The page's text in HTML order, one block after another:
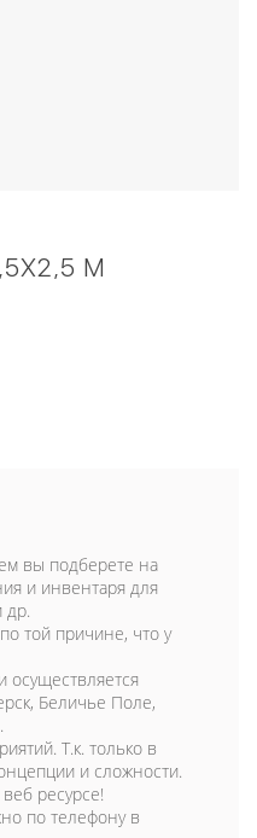
M
вы подберете на
и инвентаря для
др.
той причине, что у
осуществляется
Беличье Поле,
Т.к. только в
и сложности.
ресурсе!
по телефону в